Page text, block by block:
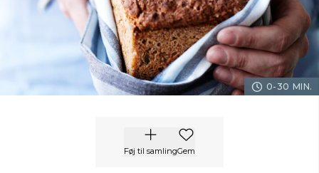
0-30 MIN.
Føj til samlingGem